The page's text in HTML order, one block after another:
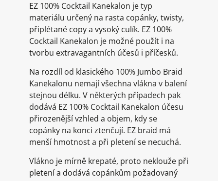
EZ 100% Cocktail Kanekalon je typ
materiálu určený na rasta copánky, twisty,
připlétané copy a vysoký culík. EZ 100%
Cocktail Kanekalon je možné použít i na
tvorbu extravagantních účesů i příčesků.
Na rozdíl od klasického 100% Jumbo Braid
Kanekalonu nemají všechna vlákna v balení
stejnou délku. V některých případech pak
dodává EZ 100% Cocktail Kanekalon účesu
přirozenější vzhled a objem, kdy se
copánky na konci ztenčují. EZ braid má
menší hmotnost a při pletení se necuchá.
Vlákno je mírně krepaté, proto neklouže při
pletení a dodává copánkům požadovaný